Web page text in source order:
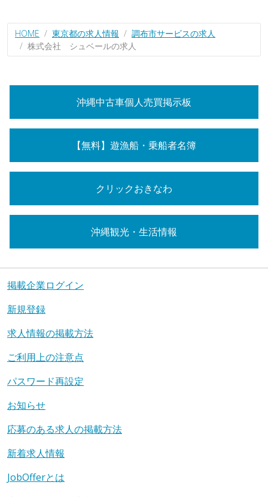
HOME 東京都の求人情報
調布市サービスの求人
株式会社 シュベールの求人
沖縄中古車個人売買掲示板
【無料】遊漁船・乗船者名簿
クリックおきなわ
沖縄観光・生活情報
掲載企業ログイン
新規登録
求人情報の掲載方法
ご利用上の注意点
パスワード再設定
お知らせ
応募のある求人の掲載方法
新着求人情報
JobOfferとは